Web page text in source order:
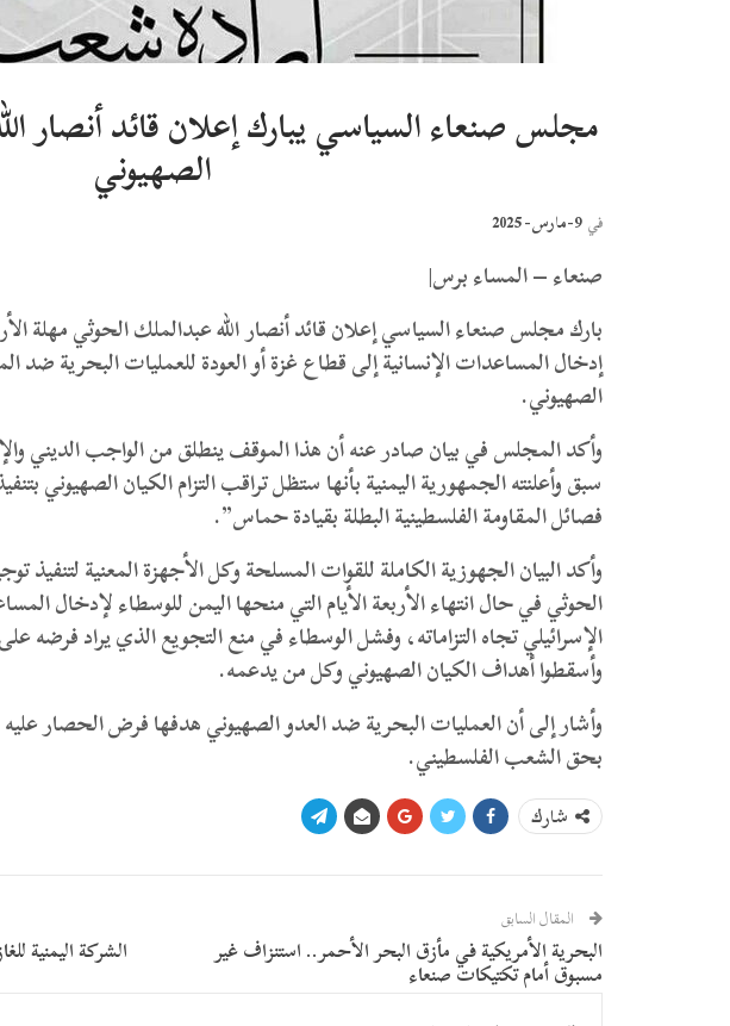
مجلس صنعاء السياسي يبارك إعلان قائد أنصار
الصهيوني
في 9-مارس- 2025
صنعاء – المساء برس|
بارك مجلس صنعاء السياسي إعلان قائد أنصار الله عبدالملك الحوثي مهلة
إدخال المساعدات الإنسانية إلى قطاع غزة أو العودة للعمليات البحرية ضد
الصهيوني.
وأكد المجلس في بيان صادر عنه أن هذا الموقف ينطلق من الواجب الديني
سبق وأعلنته الجمهورية اليمنية بأنها ستظل تراقب التزام الكيان الصهيوني
فصائل المقاومة الفلسطينية البطلة بقيادة حماس”.
وأكد البيان الجهوزية الكاملة للقوات المسلحة وكل الأجهزة المعنية لتنفيذ
الحوثي في حال انتهاء الأربعة الأيام التي منحها اليمن للوسطاء لإدخال
الإسرائيلي تجاه التزاماته، وفشل الوسطاء في منع التجويع الذي يراد فرضه
وأسقطوا أهداف الكيان الصهيوني وكل من يدعمه.
وأشار إلى أن العمليات البحرية ضد العدو الصهيوني هدفها فرض الحصار عليه
بحق الشعب الفلسطيني.
شارك
المقال السابق
البحرية الأمريكية في مأزق البحر الأحمر.. استنزاف غير
مسبوق أمام تكتيكات صنعاء
الشركة اليمنية